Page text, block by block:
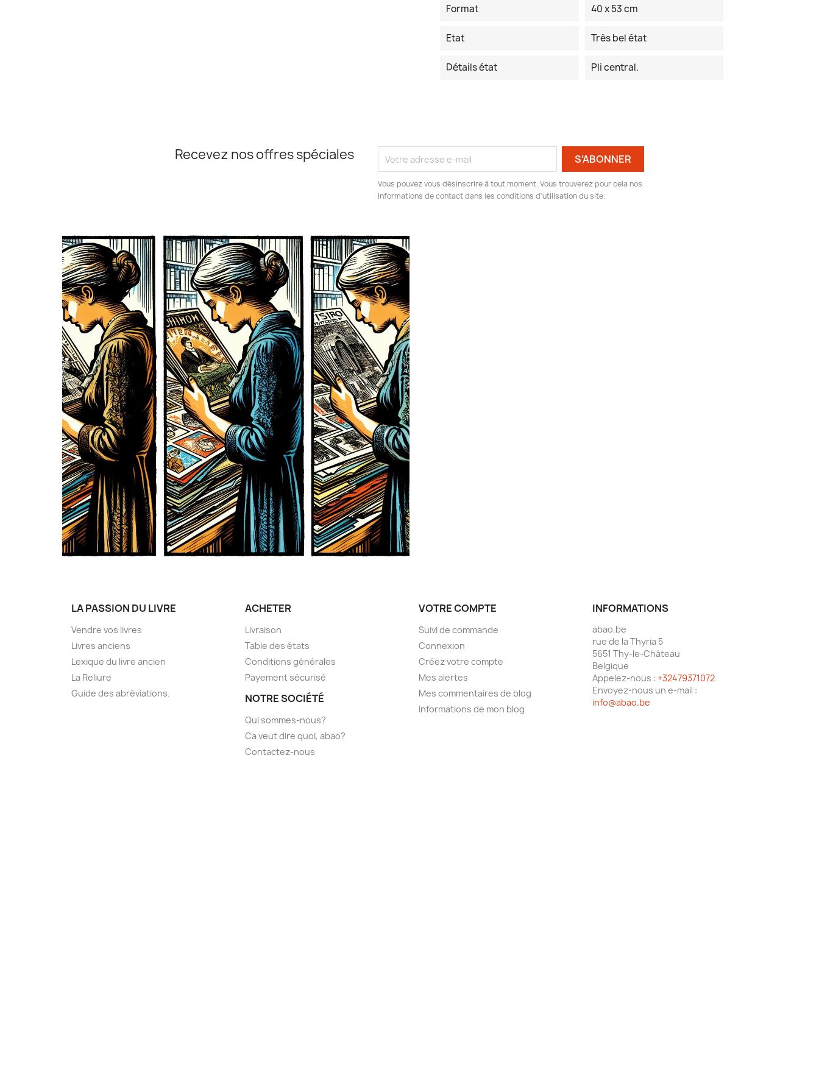
Format 40 x 53 cm
Etat Très bel état
Détails état Pli central.
Recevez nos offres spéciales
Vous pouvez vous désinscrire à tout moment. Vous trouverez pour cela nos
informations de contact dans les conditions d'utilisation du site.
LA PASSION DU LIVRE
Vendre vos livres
Livres anciens
Lexique du livre ancien
La Reliure
Guide des abréviations.
ACHETER
Livraison
Table des états
Conditions générales
Payement sécurisé
NOTRE SOCIÉTÉ
Qui sommes-nous?
Ca veut dire quoi, abao?
Contactez-nous
VOTRE COMPTE
Suivi de commande
Connexion
Créez votre compte
Mes alertes
Mes commentaires de blog
Informations de mon blog
INFORMATIONS
abao.be
rue de la Thyria 5
5651 Thy-le-Château
Belgique
Appelez-nous : +32479371072
Envoyez-nous un e-mail :
info@abao.be